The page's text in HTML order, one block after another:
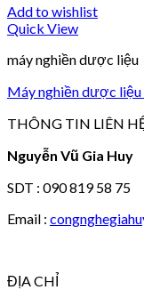
Add to wishlist
Quick View
máy nghiền dược liệu
Máy nghiền dược liệu
THÔNG TIN LIÊN
Nguyễn Vũ Gia Huy
SDT : 090 819 58 75
Email :
ĐỊA CHỈ